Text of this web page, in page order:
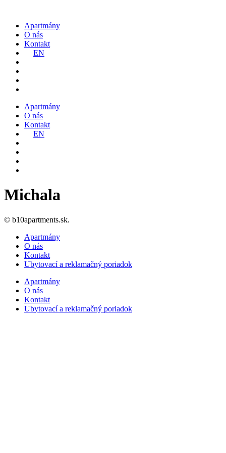
obsah
Apartmány
O nás
Kontakt
EN
Apartmány
O nás
Kontakt
EN
Michala
© b10apartments.sk.
Apartmány
O nás
Kontakt
Ubytovací a reklamačný poriadok
Apartmány
O nás
Kontakt
Ubytovací a reklamačný poriadok